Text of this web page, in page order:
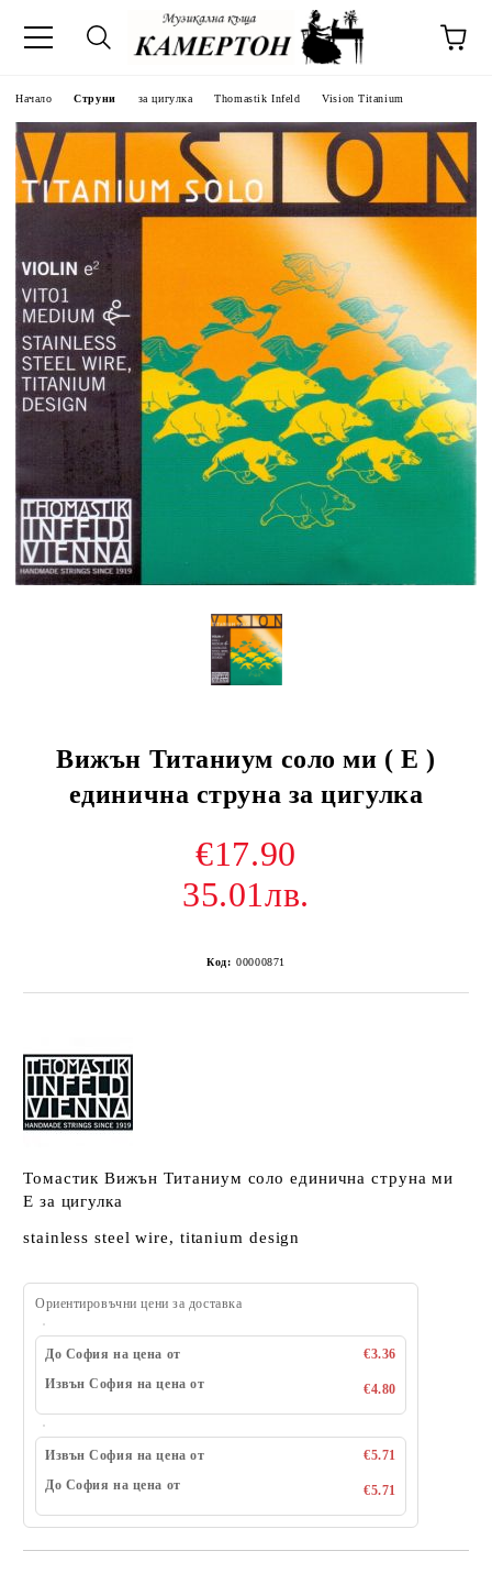
Начало Струни за цигулка Thomastik Infeld Vision Titanium
Вижън Титаниум соло ми ( E )
единична струна за цигулка
€17.90
35.01лв.
Код: 00000871
Томастик Вижън Титаниум соло единична струна ми
Е за цигулка
stainless steel wire, titanium design
Ориентировъчни цени за доставка
До София на цена от
€3.36
Извън София на цена от
€4.80
Извън София на цена от
€5.71
До София на цена от
€5.71